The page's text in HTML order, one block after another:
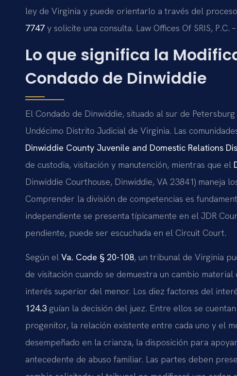
ley de Virginia y puede orientarlo a través del
7747 y solicite una consulta. Law Offices Of SRIS, P.C.
Lo que significa la
Condado de Dinwiddie
El Condado de Dinwiddie, situado al sur de
Undécimo Distrito Judicial de Virginia. Las
Dinwiddie County Juvenile and Domestic Relations
de custodia, visitación y manutención, mientras que el
Dinwiddie Courthouse, Dinwiddie, VA 23841) maneja
Comprender la división de competencias es
independiente se presenta típicamente en el JDR
pendiente, puede ser escuchada en el Circuit Court.
Según el Va. Code § 20-108, un tribunal de Virginia
de visitación cuando se demuestra un cambio
interés superior del menor. Los diez factores del
124.3 guían la decisión del juez. Entre ellos se
progenitor, la relación existente entre cada uno y el
desempeñado en la crianza, la disposición para
antecedente de abuso familiar. Las partes deben